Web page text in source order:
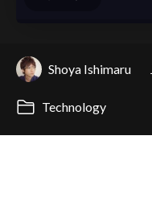
Shoya Ishimaru
Technology